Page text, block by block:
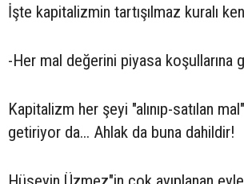
İşte kapitalizmin tartışılmaz kuralı
-Her mal değerini piyasa koşullarına
Kapitalizm her şeyi "alınıp-satılan
getiriyor da... Ahlak da buna dahildir!